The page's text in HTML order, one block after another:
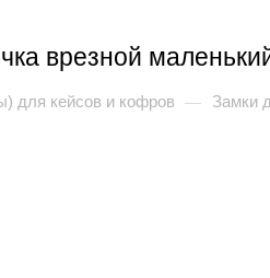
врезной
для кейсов и кофров — Замки